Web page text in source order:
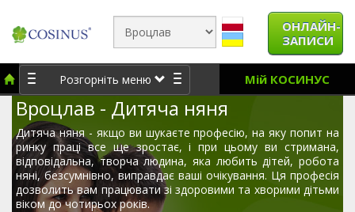
ОНЛАЙН-
ЗАПИСИ
Розгорніть меню Мій КОСИНУС
Вроцлав - Дитяча няня
Дитяча няня - якщо ви шукаєте професію, на яку попит на
ринку праці все ще зростає, і при цьому ви стримана,
відповідальна, творча людина, яка любить дітей, робота
няні, безсумнівно, виправдає ваші очікування. Ця професія
дозволить вам працювати зі здоровими та хворими дітьми
віком до чотирьох років.